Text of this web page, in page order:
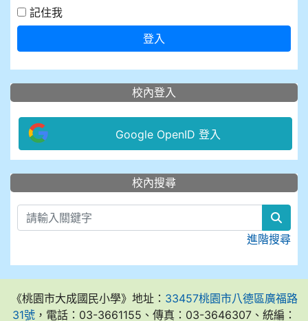
記住我
登入
校內登入
Google OpenID 登入
::: 校內搜尋
進階搜尋
《桃園市大成國民小學》地址： 33457桃園市八德區廣福路
31號 ，電話：03-3661155、傳真：03-3646307、統編：